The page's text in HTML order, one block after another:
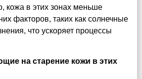
кожа в этих зонах меньше
факторов, таких как солнечные
что ускоряет процессы
на старение кожи в этих